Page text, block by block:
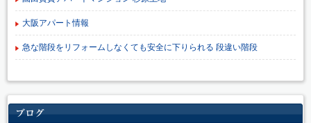
大阪アパート情報
急な階段をリフォームしなくても安全に下りられる 段違い階段
ブログ